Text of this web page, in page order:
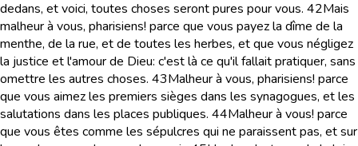
dedans, et voici, toutes choses seront pures pour vous. 42Mais
malheur à vous, pharisiens! parce que vous payez la dîme de la
menthe, de la rue, et de toutes les herbes, et que vous négligez
la justice et l'amour de Dieu: c'est là ce qu'il fallait pratiquer, sans
omettre les autres choses. 43Malheur à vous, pharisiens! parce
que vous aimez les premiers sièges dans les synagogues, et les
salutations dans les places publiques. 44Malheur à vous! parce
que vous êtes comme les sépulcres qui ne paraissent pas, et sur